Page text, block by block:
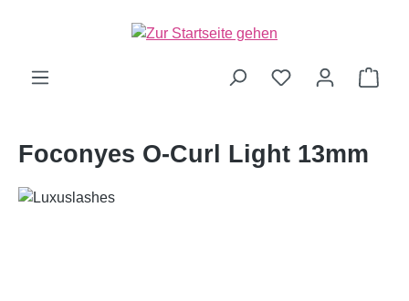
Foconyes O-Curl Light 13mm